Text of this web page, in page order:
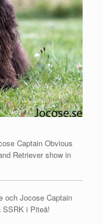
Captain Obvious
Retriever show in
och Jocose Captain
i Piteå!